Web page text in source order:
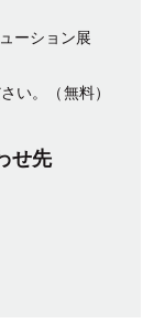
ーション展
い。（無料）
せ先